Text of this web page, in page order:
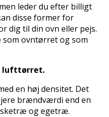
leder du efter billigt
disse former for
dig til din ovn eller pejs.
ovntørret og som
lufttørret.
en høj densitet. Det
brændværdi end en
og egetræ.